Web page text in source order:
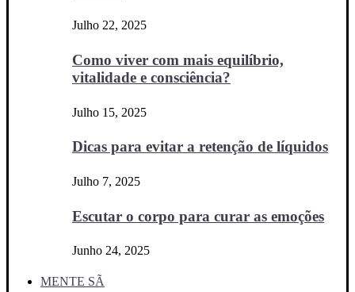
Julho 22, 2025
Como viver com mais equilíbrio,
vitalidade e consciência?
Julho 15, 2025
Dicas para evitar a retenção de líquidos
Julho 7, 2025
Escutar o corpo para curar as emoções
Junho 24, 2025
MENTE SÃ